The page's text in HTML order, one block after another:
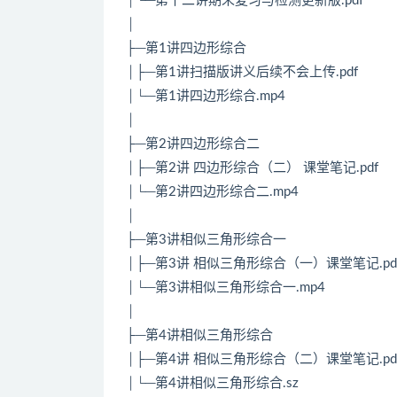
├─第1讲四边形综合
│├─第1讲扫描版讲义后续不会上传.pdf
│└─第1讲四边形综合.mp4
├─第2讲四边形综合二
│├─第2讲 四边形综合（二） 课堂笔记.pdf
│└─第2讲四边形综合二.mp4
├─第3讲相似三角形综合一
│├─第3讲 相似三角形综合（一）课堂笔记
│└─第3讲相似三角形综合一.mp4
├─第4讲相似三角形综合
│├─第4讲 相似三角形综合（二）课堂笔记
│└─第4讲相似三角形综合.sz